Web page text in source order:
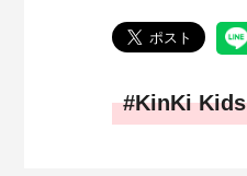
KinKi Kids